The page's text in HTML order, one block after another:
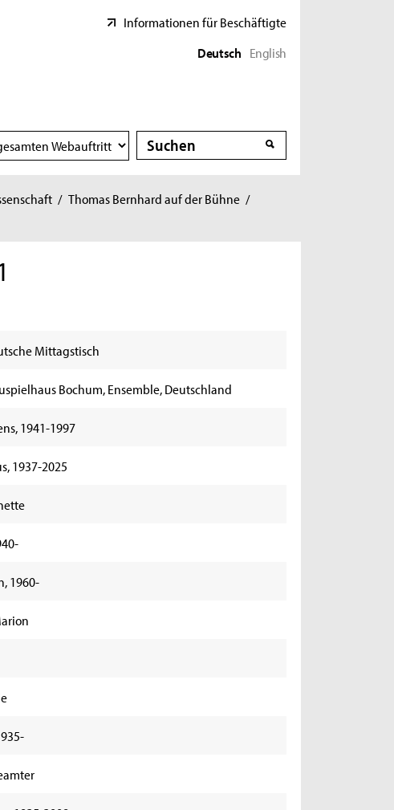
Informationen für Beschäftigte
Deutsch English
Suche
Suche
/ Thomas Bernhard auf der Bühne /
Mittagstisch
Bochum, Ensemble, Deutschland
1941-1997
1937-2025
1960-